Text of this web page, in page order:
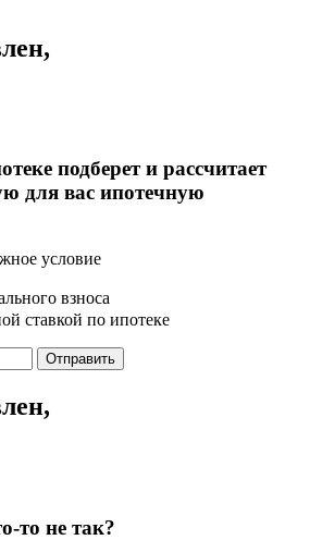
подберет и рассчитает
для вас ипотечную
условие
взноса
ставкой по ипотеке
Отправить
то не так?